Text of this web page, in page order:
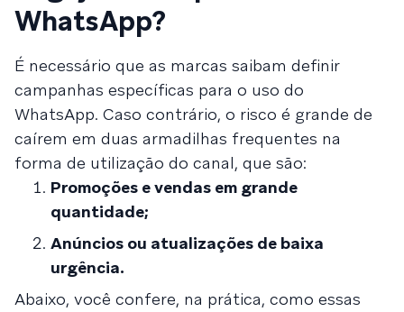
WhatsApp?
É necessário que as marcas saibam definir
campanhas específicas para o uso do
WhatsApp. Caso contrário, o risco é grande de
caírem em duas armadilhas frequentes na
forma de utilização do canal, que são:
Promoções e vendas em grande
quantidade;
Anúncios ou atualizações de baixa
urgência.
Abaixo, você confere, na prática, como essas